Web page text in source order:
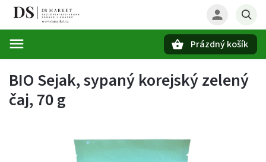
Prázdný košík
BIO Sejak, sypaný korejský zelený
čaj, 70 g